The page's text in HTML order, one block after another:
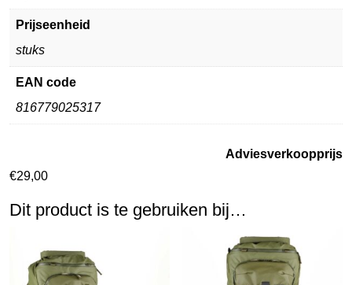
Prijseenheid
stuks
EAN code
816779025317
Adviesverkoopprijs
€29,00
Dit product is te gebruiken bij…